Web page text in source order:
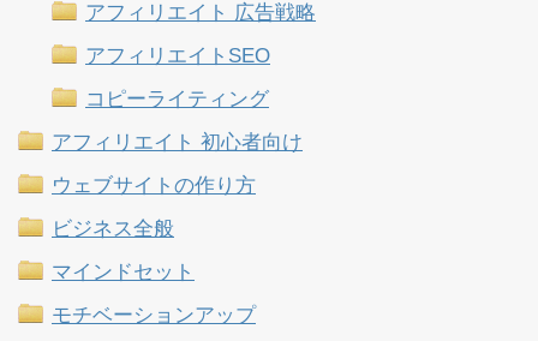
アフィリエイト 広告戦略
アフィリエイトSEO
コピーライティング
アフィリエイト 初心者向け
ウェブサイトの作り方
ビジネス全般
マインドセット
モチベーションアップ